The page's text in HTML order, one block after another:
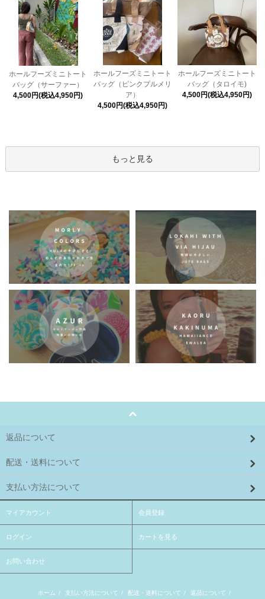
ホールフーズミニトート
バッグ（サーファー）
4,500円(税込4,950円)
ホールフーズミニトート
バッグ（ピンクプルメリ
ア）
4,500円(税込4,950円)
ホールフーズミニトート
バッグ（タロイモ)
4,500円(税込4,950円)
もっと見る
返品について
配送・送料について
支払い方法について
マイアカウント 会員登録
ログイン カートを見る
お問い合わせ
ホーム / 支払い方法について / 配送・送料について / 返品について /